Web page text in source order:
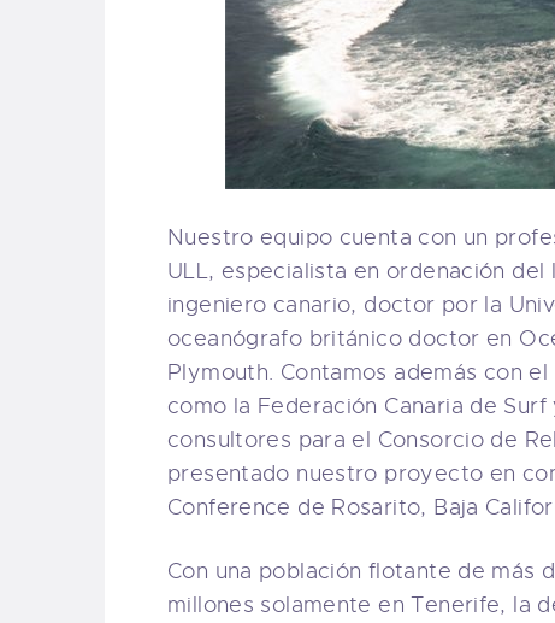
Nuestro equipo cuenta con un
ULL, especialista en ordenación
ingeniero canario, doctor por la
oceanógrafo británico doctor en
Plymouth. Contamos además con
como la Federación Canaria de
consultores para el Consorcio de
presentado nuestro proyecto en
Conference de Rosarito, Baja
Con una población flotante de más
millones solamente en Tenerife, la